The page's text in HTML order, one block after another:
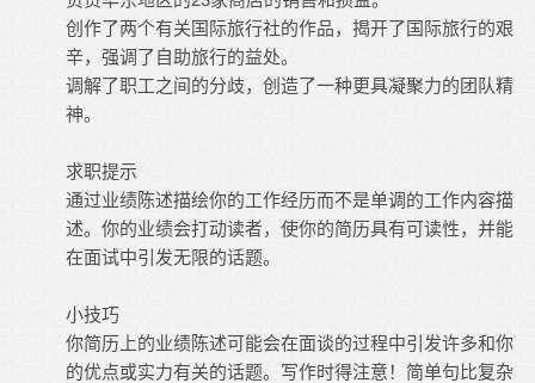
创作了两个有关国际旅行社的作品，揭开了国际旅行的艰
辛，强调了自助旅行的益处。
调解了职工之间的分歧，创造了一种更具凝聚力的团队精
神。
求职提示
通过业绩陈述描绘你的工作经历而不是单调的工作内容描
述。你的业绩会打动读者，使你的简历具有可读性，并能
在面试中引发无限的话题。
小技巧
你简历上的业绩陈述可能会在面谈的过程中引发许多和你
的优点或实力有关的话题。写作时得注意！简单句比复杂